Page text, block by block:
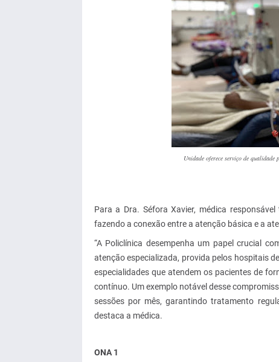
Unidade oferece serviço de
Para a Dra. Séfora Xavier, médica
fazendo a conexão entre a atenção básica e a
“A Policlínica desempenha um papel crucial
atenção especializada, provida pelos hospitais
especialidades que atendem os pacientes de
contínuo. Um exemplo notável desse
sessões por mês, garantindo tratamento
destaca a médica.
ONA 1